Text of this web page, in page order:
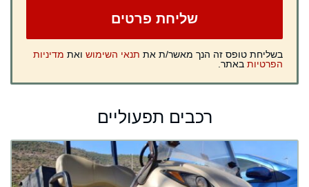
בשליחת טופס זה הנך מאשר/ת את תנאי השימוש ואת מדיניות
הפרטיות באתר.
רכבים תפעוליים